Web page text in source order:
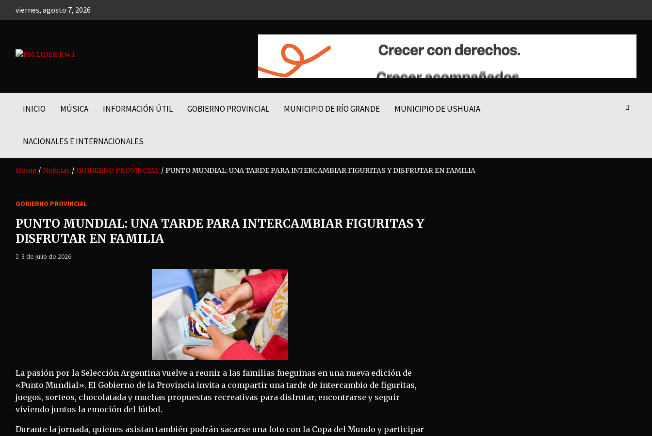
viernes, agosto 7, 2026
INICIO MÚSICA INFORMACIÓN ÚTIL GOBIERNO PROVINCIAL MUNICIPIO DE RÍO GRANDE MUNICIPIO DE USHUAIA
NACIONALES E INTERNACIONALES
Home Noticias GOBIERNO PROVINCIAL PUNTO MUNDIAL: UNA TARDE PARA INTERCAMBIAR FIGURITAS Y DISFRUTAR EN FAMILIA
GOBIERNO PROVINCIAL
PUNTO MUNDIAL: UNA TARDE PARA INTERCAMBIAR FIGURITAS Y
DISFRUTAR EN FAMILIA
3 de julio de 2026
La pasión por la Selección Argentina vuelve a reunir a las familias fueguinas en una nueva edición de
«Punto Mundial». El Gobierno de la Provincia invita a compartir una tarde de intercambio de figuritas,
juegos, sorteos, chocolatada y muchas propuestas recreativas para disfrutar, encontrarse y seguir
viviendo juntos la emoción del fútbol.
Durante la jornada, quienes asistan también podrán sacarse una foto con la Copa del Mundo y participar